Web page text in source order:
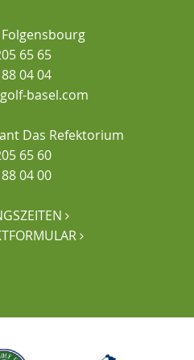
Folgensbourg
65 65
04 04
basel.com
Das Refektorium
65 60
04 00

